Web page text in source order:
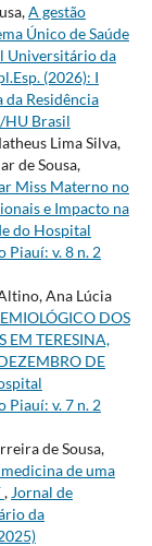
A gestão
Único de Saúde
Universitário da
(2026): I
Residência
HU Brasil
Lima Silva,
de Sousa,
Miss Materno no
e Impacto na
do Hospital
Piauí: v. 8 n. 2
Ana Lúcia
DOS
EM TERESINA,
DE
Piauí: v. 7 n. 2
de Sousa,
de uma
, Jornal de
da